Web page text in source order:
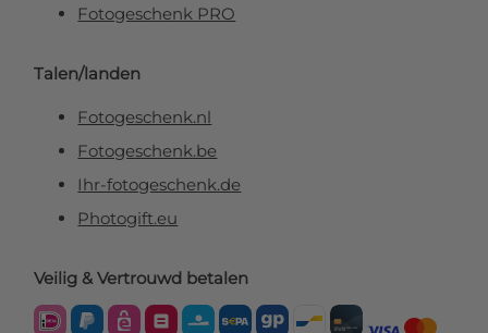
Fotogeschenk PRO
Talen/landen
Fotogeschenk.nl
Fotogeschenk.be
Ihr-fotogeschenk.de
Photogift.eu
Veilig & Vertrouwd betalen